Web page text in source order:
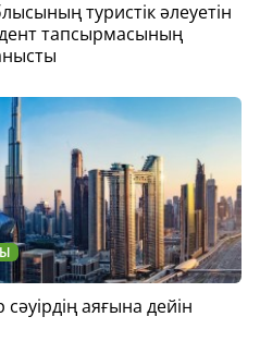
туристік әлеуетін
тапсырмасының
аяғына дейін